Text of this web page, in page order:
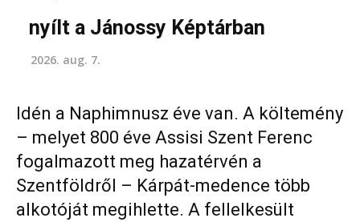
nyílt a Jánossy Képtárban
2026. aug. 7.
Idén a Naphimnusz éve van. A költemény
– melyet 800 éve Assisi Szent Ferenc
fogalmazott meg hazatérvén a
Szentföldről – Kárpát-medence több
alkotóját megihlette. A fellelkesült